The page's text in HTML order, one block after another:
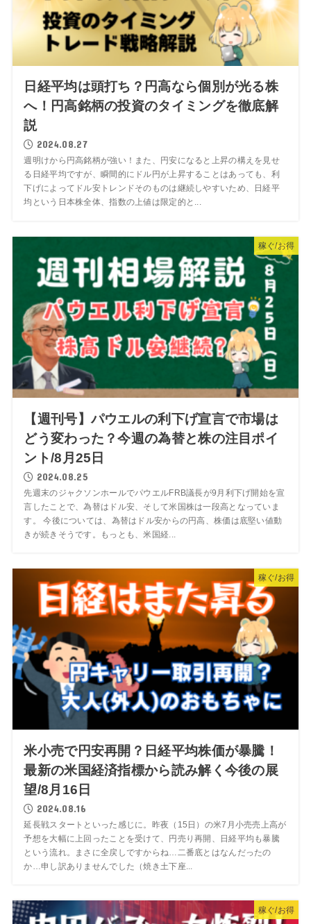
日経平均は頭打ち？円高なら個別が光る株
へ！円高銘柄の投資のタイミングを徹底解
説
2024.08.27
週明けから円高銘柄が強い！また、円安になると上昇の構えを見せ
る日経平均ですが、瞬間的にドル円が上昇することはあっても、利
下げによってドル安トレンドそのものは継続しやすいため、日経平
均という日本株全体、指数の上値は限定的と...
稼ぐ/お得
【週刊号】パウエルの利下げ宣言で市場は
どう変わった？今週の為替と株の注目ポイ
ント/8月25日
2024.08.25
先週末のジャクソンホールでパウエルFRB議長が9月利下げ開始を宣
言したことで、為替はドル安、そして米国株は一段高となっていま
す。 今後については、為替はドル安からの円高、株価は底堅い値動
きが続きそうです。もっとも、米国経...
稼ぐ/お得
米小売で円安再開？日経平均株価が暴騰！
最新の米国経済指標から読み解く今後の展
望/8月16日
2024.08.16
延長戦スタートといった感じに。昨夜（15日）の米7月小売売上高が
予想を大幅に上回ったことを受けて、円売り再開、日経平均も暴騰
という流れ。まさに全戻しですからね…二番底とはなんだったの
か…申し訳ありませんでした（焼き土下座...
稼ぐ/お得